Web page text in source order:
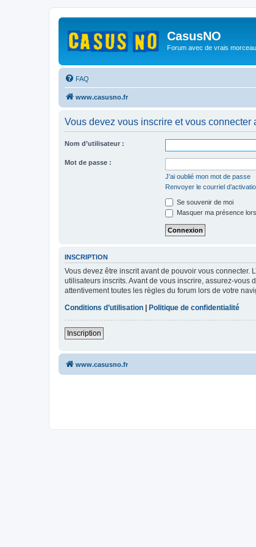
CasusNO
Forum avec de vrais
FAQ
www.casusno.fr
Vous devez vous inscrire et vous
Nom d’utilisateur :
Mot de passe :
J’ai oublié mon mot de passe
Renvoyer le courriel
Se souvenir de moi
Masquer ma présence
INSCRIPTION
Vous devez être inscrit avant de pouvoir vous
utilisateurs inscrits. Avant de vous inscrire, assurez-vous
attentivement toutes les règles du forum lors de votre
Conditions d’utilisation
Politique de confidentialité
Inscription
www.casusno.fr